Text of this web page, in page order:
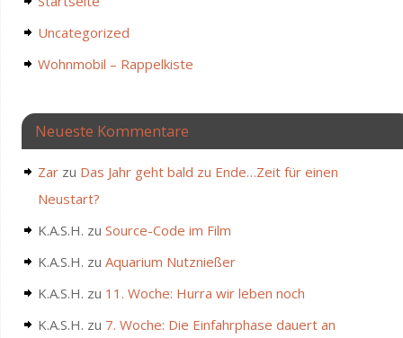
Uncategorized
Wohnmobil – Rappelkiste
Neueste Kommentare
Zarzu Das Jahr geht bald zu Ende…Zeit für einen
Neustart?
K.A.S.H. zu Source-Code im Film
K.A.S.H. zu Aquarium Nutznießer
K.A.S.H. zu 11. Woche: Hurra wir leben noch
K.A.S.H. zu 7. Woche: Die Einfahrphase dauert an